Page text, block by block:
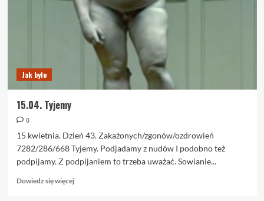
Jak było
15.04. Tyjemy
0
15 kwietnia. Dzień 43. Zakażonych/zgonów/ozdrowień
7282/286/668 Tyjemy. Podjadamy z nudów I podobno też
podpijamy. Z podpijaniem to trzeba uważać. Sowianie...
Dowiedz się więcejDowiedz